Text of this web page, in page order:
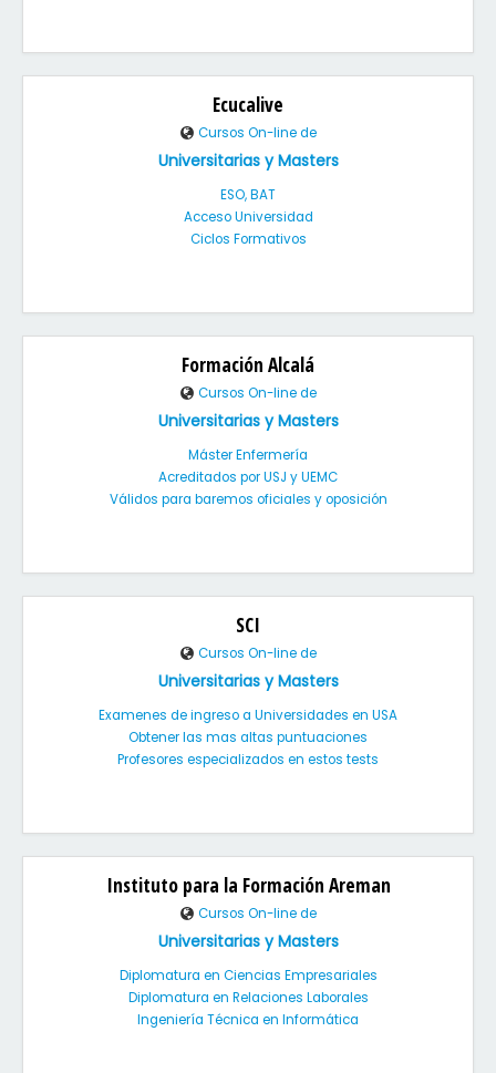
Ecucalive
Cursos On-line de
Universitarias y Masters
ESO, BAT
Acceso Universidad
Ciclos Formativos
Formación Alcalá
Cursos On-line de
Universitarias y Masters
Máster Enfermería
Acreditados por USJ y UEMC
Válidos para baremos oficiales y oposición
SCI
Cursos On-line de
Universitarias y Masters
Examenes de ingreso a Universidades en USA
Obtener las mas altas puntuaciones
Profesores especializados en estos tests
Instituto para la Formación Areman
Cursos On-line de
Universitarias y Masters
Diplomatura en Ciencias Empresariales
Diplomatura en Relaciones Laborales
Ingeniería Técnica en Informática